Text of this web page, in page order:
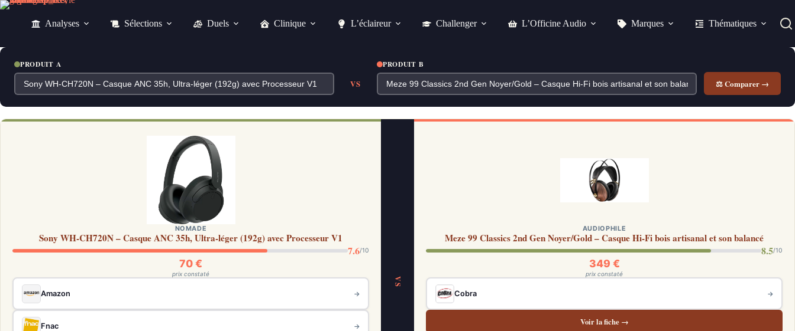
Passer
Analyses Sélections Duels Clinique L’éclaireur Challenger L’Officine Audio Marques Thématiques
PRODUIT A
VS
PRODUIT B
⚖ Comparer →
NOMADE
Sony WH-CH720N – Casque ANC 35h, Ultra-léger (192g) avec Processeur V1
7.6/10
70 €
prix constaté
Amazon →
Fnac →
VS
AUDIOPHILE
Meze 99 Classics 2nd Gen Noyer/Gold – Casque Hi-Fi bois artisanal et son balancé
8.5/10
349 €
prix constaté
Cobra →
Voir la fiche →